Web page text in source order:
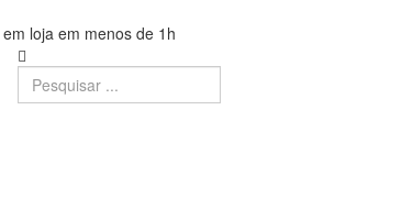
loja em menos de 1h